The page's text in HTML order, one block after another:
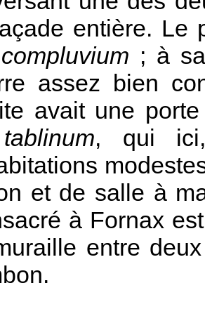
entière. Le
compluvium ; à
assez bien
avait une
tablinum, qui ici,
et de salle à
à Fornax
entre